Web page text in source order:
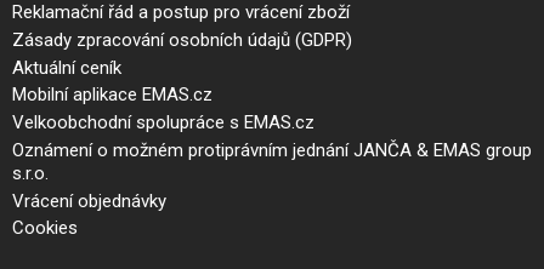
Reklamační řád a postup pro vrácení zboží
Zásady zpracování osobních údajů (GDPR)
Aktuální ceník
Mobilní aplikace EMAS.cz
Velkoobchodní spolupráce s EMAS.cz
Oznámení o možném protiprávním jednání JANČA & EMAS group
s.r.o.
Vrácení objednávky
Cookies